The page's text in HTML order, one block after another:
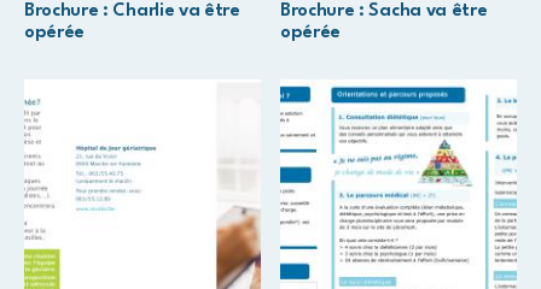
Brochure : Charlie va être
opérée
Brochure : Sacha va être
opérée